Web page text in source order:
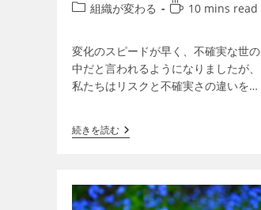
組織が変わる
10 mins read
変化のスピードが早く、不確実な世の
中だと言われるようになりましたが、
私たちはリスクと不確実さの違いを理
どんな結果が起きるか分かりませ…
続きを読む